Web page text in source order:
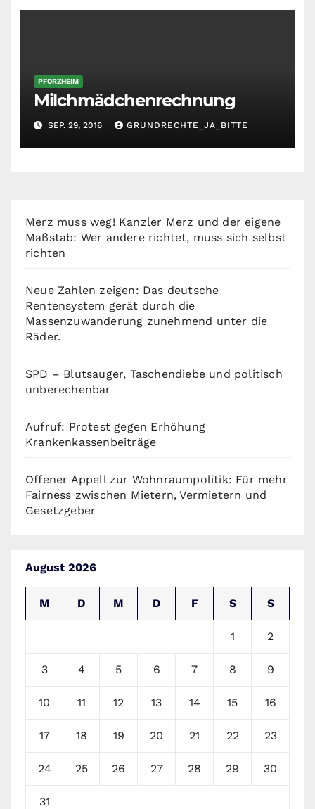
PFORZHEIM
Milchmädchenrechnung
SEP. 29, 2016 GRUNDRECHTE_JA_BITTE
Merz muss weg! Kanzler Merz und der eigene
Maßstab: Wer andere richtet, muss sich selbst
richten
Neue Zahlen zeigen: Das deutsche
Rentensystem gerät durch die
Massenzuwanderung zunehmend unter die
Räder.
SPD – Blutsauger, Taschendiebe und politisch
unberechenbar
Aufruf: Protest gegen Erhöhung
Krankenkassenbeiträge
Offener Appell zur Wohnraumpolitik: Für mehr
Fairness zwischen Mietern, Vermietern und
Gesetzgeber
August 2026
M D M D F S S
1 2
3 4 5 6 7 8 9
10 11 12 13 14 15 16
17 18 19 20 21 22 23
24 25 26 27 28 29 30
31